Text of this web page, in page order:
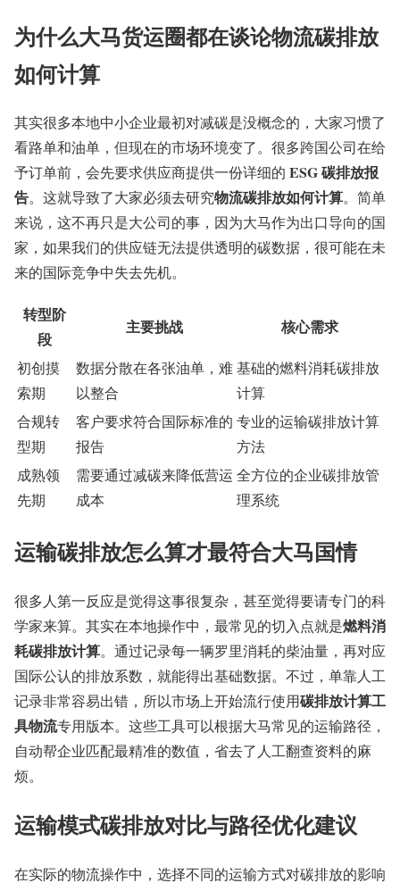
为什么大马货运圈都在谈论物流碳排放
如何计算
其实很多本地中小企业最初对减碳是没概念的，大家习惯了
看路单和油单，但现在的市场环境变了。很多跨国公司在给
予订单前，会先要求供应商提供一份详细的 ESG 碳排放报
告。这就导致了大家必须去研究物流碳排放如何计算。简单
来说，这不再只是大公司的事，因为大马作为出口导向的国
家，如果我们的供应链无法提供透明的碳数据，很可能在未
来的国际竞争中失去先机。
转型阶
段
主要挑战 核心需求
初创摸
索期
数据分散在各张油单，难
以整合
基础的燃料消耗碳排放
计算
合规转
型期
客户要求符合国际标准的
报告
专业的运输碳排放计算
方法
成熟领
先期
需要通过减碳来降低营运
成本
全方位的企业碳排放管
理系统
运输碳排放怎么算才最符合大马国情
很多人第一反应是觉得这事很复杂，甚至觉得要请专门的科
学家来算。其实在本地操作中，最常见的切入点就是燃料消
耗碳排放计算。通过记录每一辆罗里消耗的柴油量，再对应
国际公认的排放系数，就能得出基础数据。不过，单靠人工
记录非常容易出错，所以市场上开始流行使用碳排放计算工
具物流专用版本。这些工具可以根据大马常见的运输路径，
自动帮企业匹配最精准的数值，省去了人工翻查资料的麻
烦。
运输模式碳排放对比与路径优化建议
在实际的物流操作中，选择不同的运输方式对碳排放的影响